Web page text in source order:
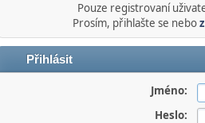
Pouze registrovaní
Prosím, přihlašte se nebo
Přihlásit
Jméno:
Heslo: